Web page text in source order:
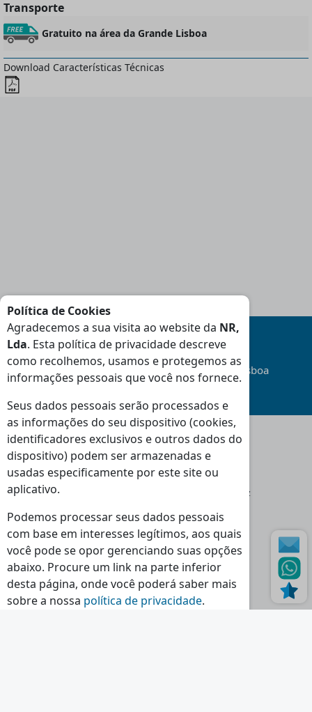
Transporte
Gratuito na área da Grande Lisboa
Download Características Técnicas
Política de Cookies
Agradecemos a sua visita ao website da NR,
Lda. Esta política de privacidade descreve
como recolhemos, usamos e protegemos as
informações pessoais que você nos fornece.
Seus dados pessoais serão processados e
as informações do seu dispositivo (cookies,
identificadores exclusivos e outros dados do
dispositivo) podem ser armazenadas e
usadas especificamente por este site ou
aplicativo.
Podemos processar seus dados pessoais
com base em interesses legítimos, aos quais
você pode se opor gerenciando suas opções
abaixo. Procure um link na parte inferior
desta página, onde você poderá saber mais
sobre a nossa política de privacidade.
TransporteGratuitona área da Grande Lisboa
(Consulte Condições )
Moradas
Loja Massamá:
Rua Indústrias 46-48 Massamá 2745-838 Queluz
Rua dos Polomes 2C, 2560-321 Torres Vedras
Horário
Seg - Sex:
09:00 - 13:00
14:30 - 18:30
Sáb - Dom - Feriados:
Encerrado